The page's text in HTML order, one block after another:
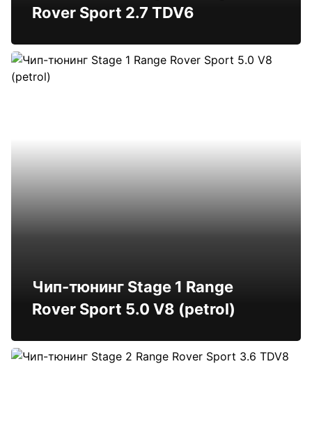
Rover Sport 2.7 TDV6
Чип-тюнинг Stage 1 Range
Rover Sport 5.0 V8 (petrol)